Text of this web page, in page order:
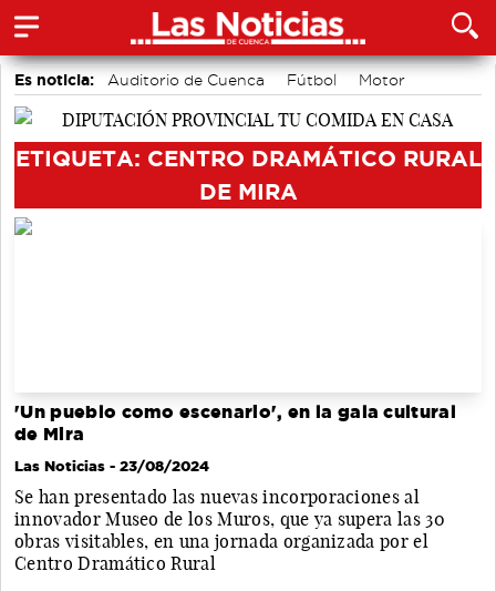
Es noticia: Auditorio de Cuenca Fútbol
Motor
Bádminton
Actividades culturales en Cuenca
ETIQUETA: CENTRO DRAMÁTICO RURAL
DE MIRA
'Un pueblo como escenario', en la gala cultural
de Mira
Las Noticias - 23/08/2024
Se han presentado las nuevas incorporaciones al
innovador Museo de los Muros, que ya supera las 30
obras visitables, en una jornada organizada por el
Centro Dramático Rural